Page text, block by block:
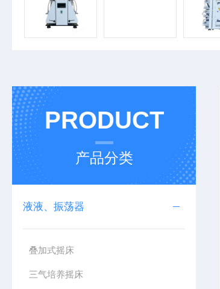
PRODUCT
产品分类
液液、振荡器
叠加式摇床
三气培养摇床